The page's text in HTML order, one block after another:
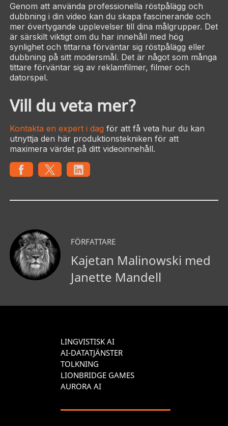
Genom att använda professionella röstpålägg och
dubbning i din video kan du skapa fascinerande och
mer övertygande upplevelser till dina målgrupper. Det
är särskilt viktigt om du har innehåll med hög
synlighet och tittarna förväntar sig röstpålägg eller
dubbning på sitt modersmål. Det är något som många
tittare förväntar sig av reklamfilmer, filmer och
datorspel.
Vill du veta mer?
Kontakta en expert i dag för att få veta hur du kan
utnyttja den här produktionstekniken för att
maximera värdet på ditt videoinnehåll.
FÖRFATTARE
Kajetan Malinowski med
Janette Mandell
LINGVISTISK AI
AI-DATATJÄNSTER
TOLKNING
LIONBRIDGE GAMES
AURORA AI